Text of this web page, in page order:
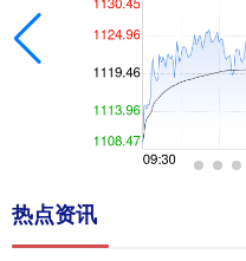
热点资讯